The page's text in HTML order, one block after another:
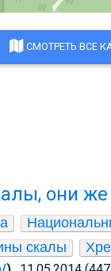
СМОТРЕТЬ ВСЕ
они же
скалы